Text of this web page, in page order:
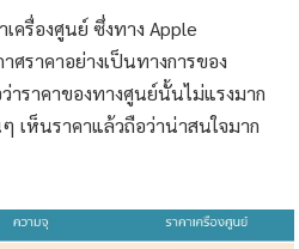
ครื่องศูนย์ ซึ่งทาง Apple
ศราคาอย่างเป็นทางการของ
าราคาของทางศูนย์นั้นไม่แรงมาก
เห็นราคาแล้วถือว่าน่าสนใจมาก